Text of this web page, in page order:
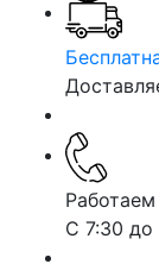
С 7:30 до